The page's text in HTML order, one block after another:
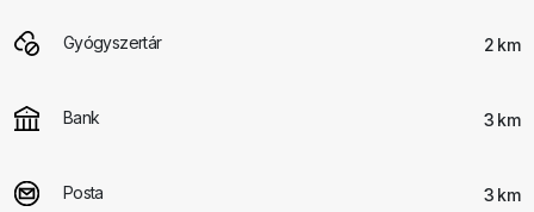
Gyógyszertár 2 km
Bank 3 km
Posta 3 km